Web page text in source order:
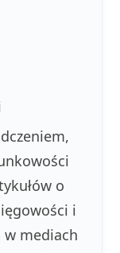
o
i
mediach